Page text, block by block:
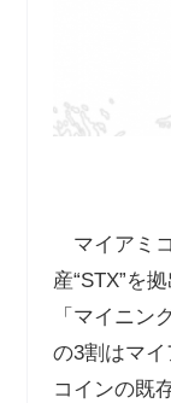
マイアミ
産“STX”を
「マイニン
の3割はマイ
コインの既